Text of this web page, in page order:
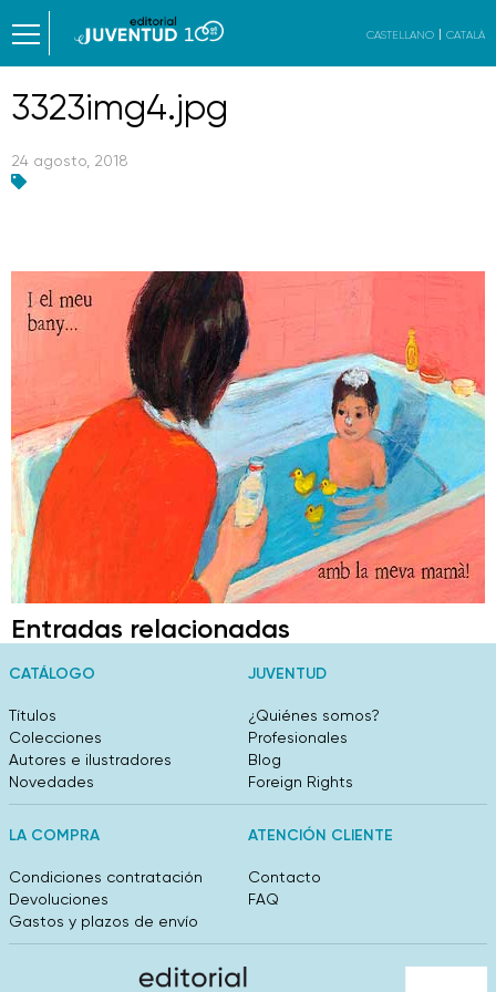
CASTELLANO CATALÀ
3323img4.jpg
24 agosto, 2018
Entradas relacionadas
CATÁLOGO
Títulos
Colecciones
Autores e ilustradores
Novedades
JUVENTUD
¿Quiénes somos?
Profesionales
Blog
Foreign Rights
LA COMPRA
Condiciones contratación
Devoluciones
Gastos y plazos de envío
ATENCIÓN CLIENTE
Contacto
FAQ